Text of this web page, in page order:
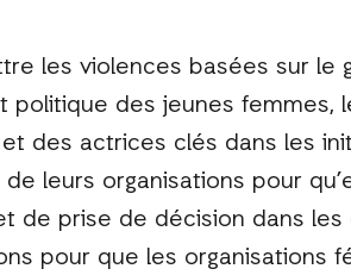
les violences basées sur le
politique des jeunes femmes,
des actrices clés dans les
leurs organisations pour
de prise de décision dans les
pour que les organisations